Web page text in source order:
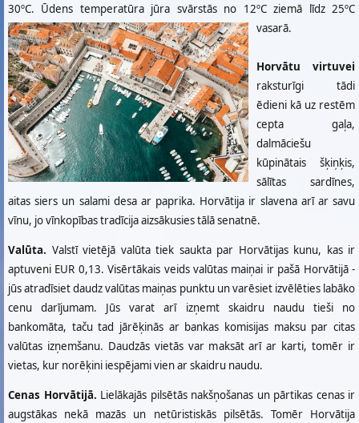
30ºC. Ūdens temperatūra jūra svārstās no 12ºC ziemā līdz 25ºC
vasarā.
Horvātu virtuvei
raksturīgi tādi
ēdieni kā uz restēm
cepta gaļa,
dalmāciešu
kūpinātais šķiņķis,
sālītas sardīnes,
aitas siers un salami desa ar paprika. Horvātija ir slavena arī ar savu
vīnu, jo vīnkopības tradīcija aizsākusies tālā senatnē.
Valūta. Valstī vietējā valūta tiek saukta par Horvātijas kunu, kas ir
aptuveni EUR 0,13. Visērtākais veids valūtas maiņai ir pašā Horvātijā -
jūs atradīsiet daudz valūtas maiņas punktu un varēsiet izvēlēties labāko
cenu darījumam. Jūs varat arī izņemt skaidru naudu tieši no
bankomāta, taču tad jārēķinās ar bankas komisijas maksu par citas
valūtas izņemšanu. Daudzās vietās var maksāt arī ar karti, tomēr ir
vietas, kur norēķini iespējami vien ar skaidru naudu.
Cenas Horvātijā. Lielākajās pilsētās nakšņošanas un pārtikas cenas ir
augstākas nekā mazās un netūristiskās pilsētās. Tomēr Horvātija